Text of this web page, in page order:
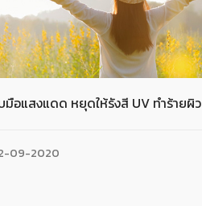
มือแสงแดด หยุดให้รังสี UV ทำร้ายผิว
09-2020